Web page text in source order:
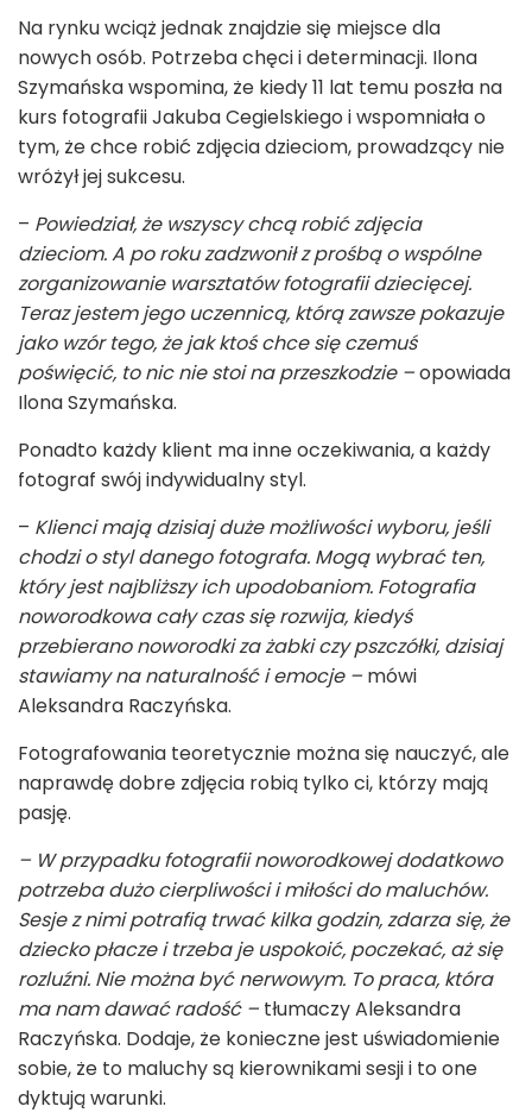
Na rynku wciąż jednak znajdzie się miejsce dla
nowych osób. Potrzeba chęci i determinacji. Ilona
Szymańska wspomina, że kiedy 11 lat temu poszła na
kurs fotografii Jakuba Cegielskiego i wspomniała o
tym, że chce robić zdjęcia dzieciom, prowadzący nie
wróżył jej sukcesu.
– Powiedział, że wszyscy chcą robić zdjęcia
dzieciom. A po roku zadzwonił z prośbą o wspólne
zorganizowanie warsztatów fotografii dziecięcej.
Teraz jestem jego uczennicą, którą zawsze pokazuje
jako wzór tego, że jak ktoś chce się czemuś
poświęcić, to nic nie stoi na przeszkodzie –opowiada
Ilona Szymańska.
Ponadto każdy klient ma inne oczekiwania, a każdy
fotograf swój indywidualny styl.
– Klienci mają dzisiaj duże możliwości wyboru, jeśli
chodzi o styl danego fotografa. Mogą wybrać ten,
który jest najbliższy ich upodobaniom. Fotografia
noworodkowa cały czas się rozwija, kiedyś
przebierano noworodki za żabki czy pszczółki, dzisiaj
stawiamy na naturalność i emocje – mówi
Aleksandra Raczyńska.
Fotografowania teoretycznie można się nauczyć, ale
naprawdę dobre zdjęcia robią tylko ci, którzy mają
pasję.
– W przypadku fotografii noworodkowej dodatkowo
potrzeba dużo cierpliwości i miłości do maluchów.
Sesje z nimi potrafią trwać kilka godzin, zdarza się, że
dziecko płacze i trzeba je uspokoić, poczekać, aż się
rozluźni. Nie można być nerwowym. To praca, która
ma nam dawać radość – tłumaczy Aleksandra
Raczyńska. Dodaje, że konieczne jest uświadomienie
sobie, że to maluchy są kierownikami sesji i to one
dyktują warunki.